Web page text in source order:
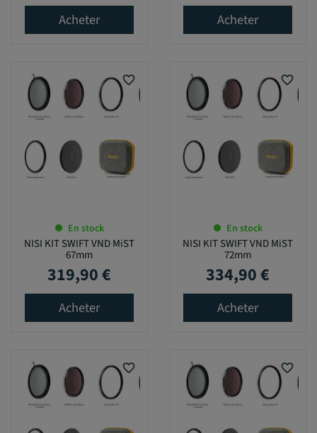
Acheter Acheter
favorite_border
En stock
NISI KIT SWIFT VND MiST
67mm
Prix
319,90 €
Acheter
favorite_border
En stock
NISI KIT SWIFT VND MiST
72mm
Prix
334,90 €
Acheter
favorite_border favorite_border